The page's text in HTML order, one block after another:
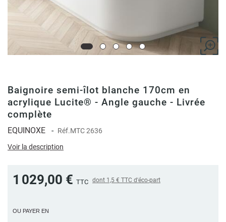
Baignoire semi-îlot blanche 170cm en
acrylique Lucite® - Angle gauche - Livrée
complète
EQUINOXE - Réf.MTC 2636
Voir la description
1 029,00 € TTC dont 1,5 € TTC d'éco-part
OU PAYER EN